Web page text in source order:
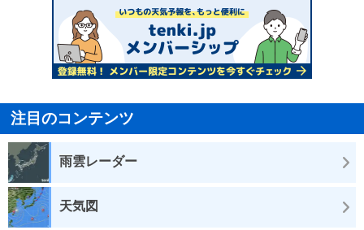
注目のコンテンツ
雨雲レーダー
天気図